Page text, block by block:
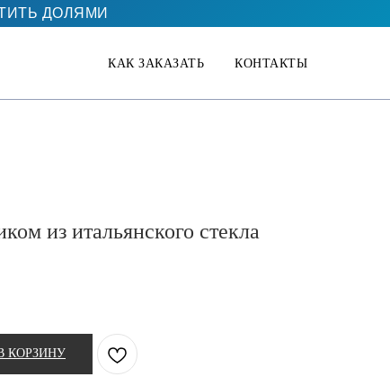
ДОЛЯМИ
КАК ЗАКАЗАТЬ КОНТАКТЫ
из итальянского стекла
КОРЗИНУ